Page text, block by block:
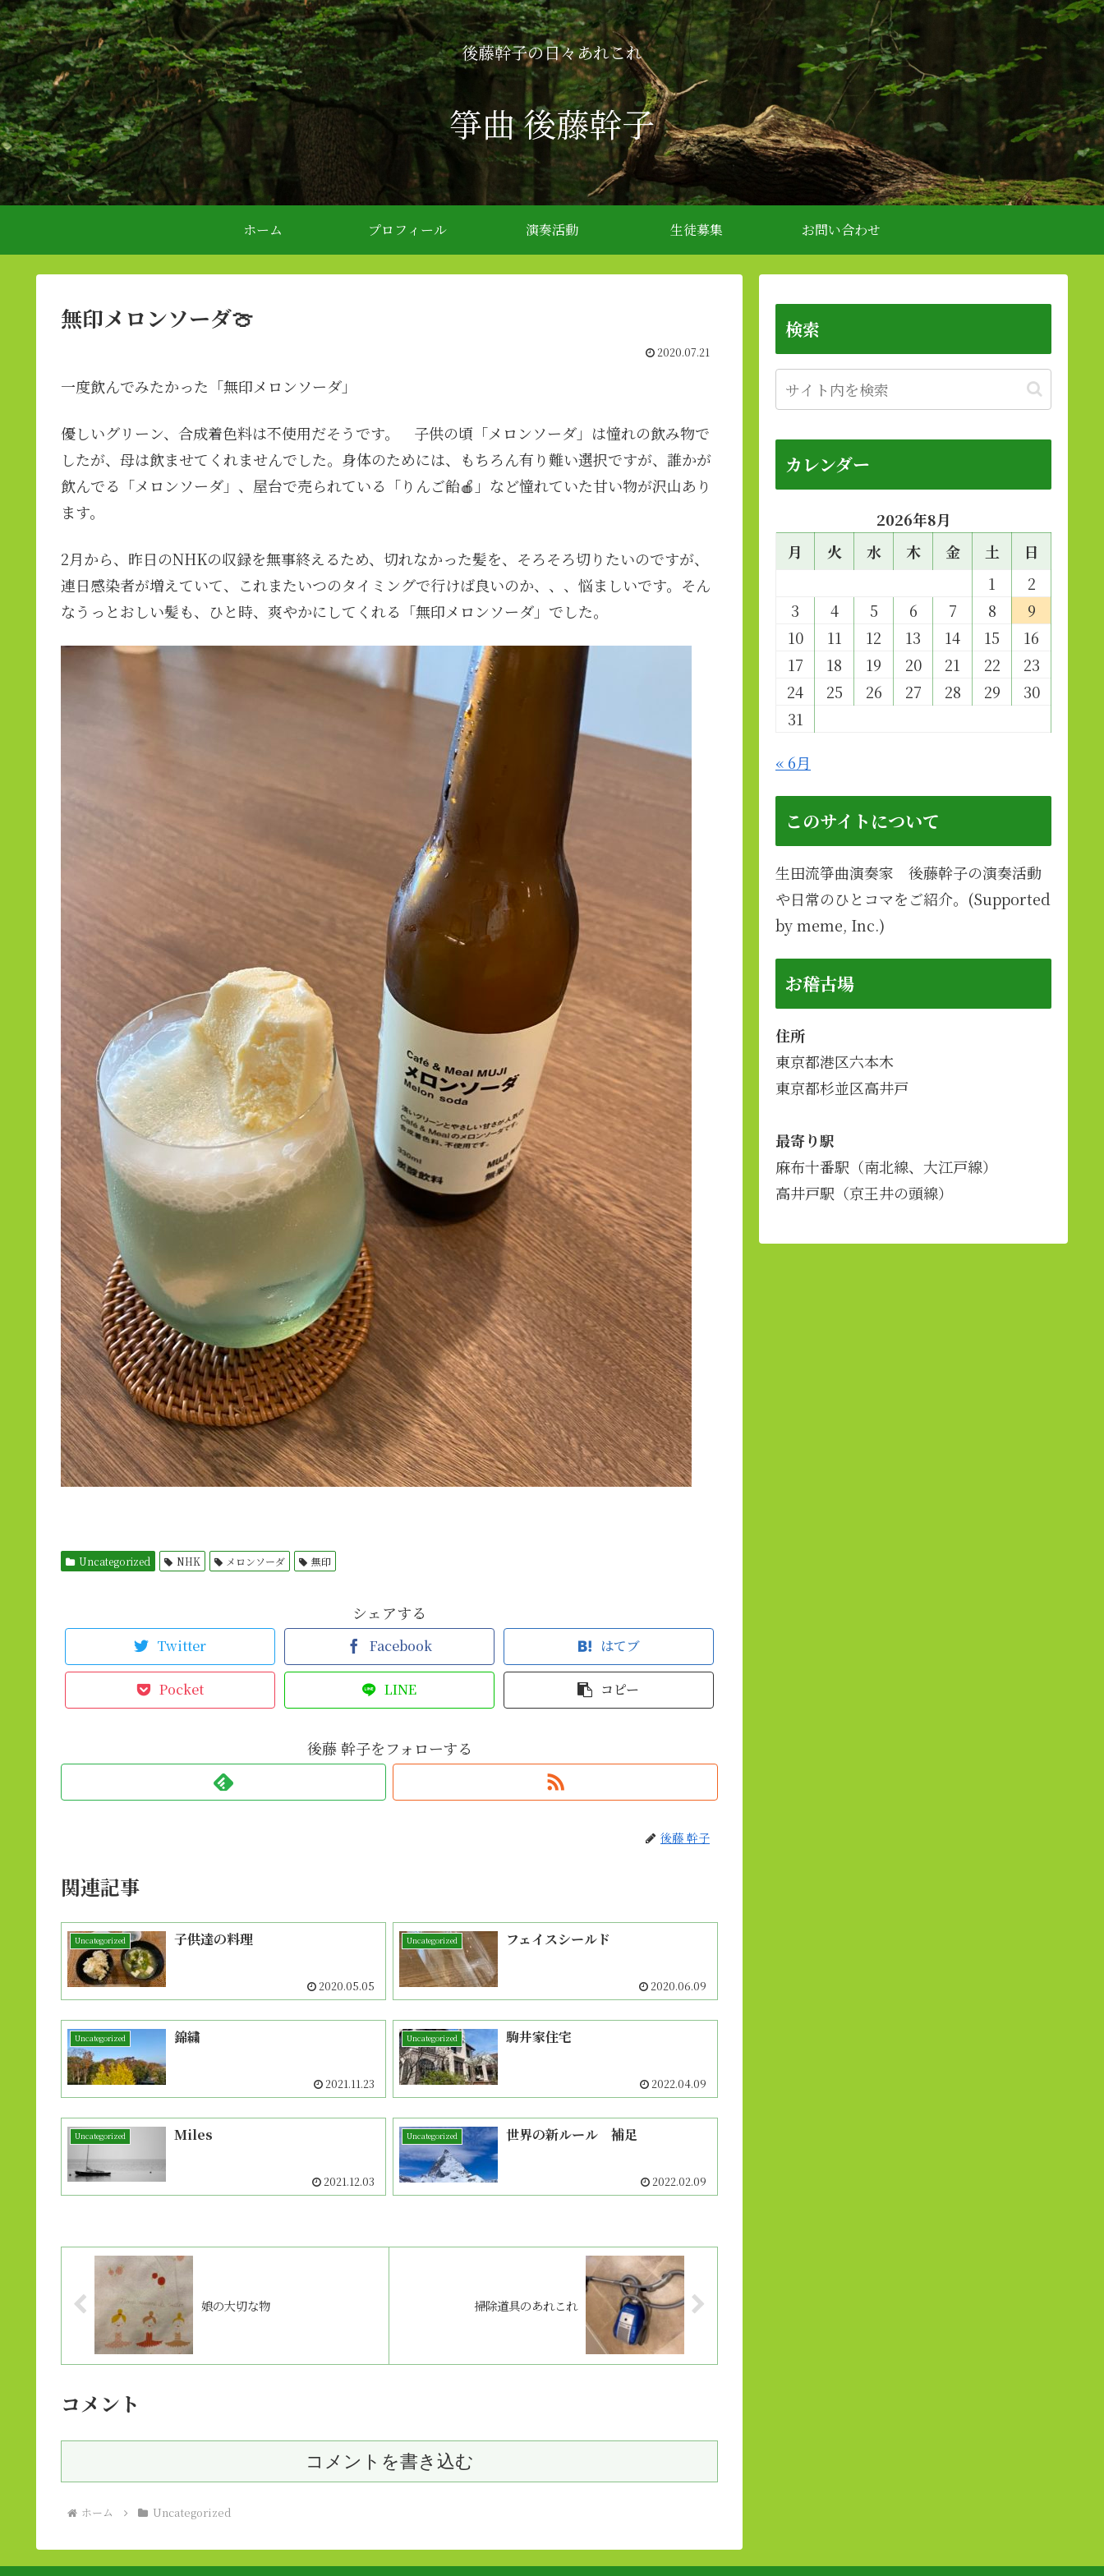
後藤幹子の日々あれこれ
箏曲 後藤幹子
ホーム プロフィール 演奏活動 生徒募集 お問い合わせ
無印メロンソーダ🍈
2020.07.21
一度飲んでみたかった「無印メロンソーダ」
優しいグリーン、合成着色料は不使用だそうです。 子供の頃「メロンソーダ」は憧れの飲み物で
したが、母は飲ませてくれませんでした。身体のためには、もちろん有り難い選択ですが、誰かが
飲んでる「メロンソーダ」、屋台で売られている「りんご飴🍎」など憧れていた甘い物が沢山あり
ます。
2月から、昨日のNHKの収録を無事終えるため、切れなかった髪を、そろそろ切りたいのですが、
連日感染者が増えていて、これまたいつのタイミングで行けば良いのか、、、悩ましいです。そん
なうっとおしい髪も、ひと時、爽やかにしてくれる「無印メロンソーダ」でした。
Uncategorized NHK メロンソーダ 無印
シェアする
Twitter Facebook はてブ
Pocket LINE コピー
後藤 幹子をフォローする
後藤 幹子
関連記事
Uncategorized 子供達の料理
2020.05.05
Uncategorized フェイスシールド
2020.06.09
Uncategorized 錦繍
2021.11.23
Uncategorized 駒井家住宅
2022.04.09
Uncategorized Miles
2021.12.03
Uncategorized 世界の新ルール 補足
2022.02.09
娘の大切な物 掃除道具のあれこれ
コメント
コメントを書き込む
ホーム Uncategorized
検索
カレンダー
2026年8月
月
火 水 木 金 土
日
1
2
3
4 5 6 7 8
9
10
11 12 13 14 15
16
17
18 19 20 21 22
23
24
25 26 27 28 29
30
31
« 6月
このサイトについて
生田流箏曲演奏家 後藤幹子の演奏活動
や日常のひとコマをご紹介。(Supported
by meme, Inc.)
お稽古場
住所
東京都港区六本木
東京都杉並区高井戸
最寄り駅
麻布十番駅（南北線、大江戸線）
高井戸駅（京王井の頭線）